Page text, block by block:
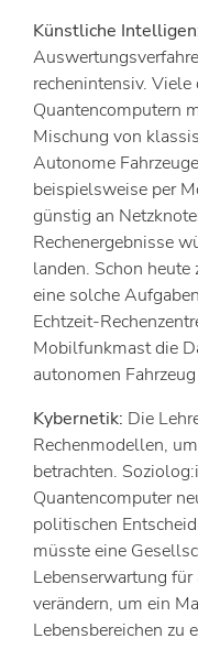
Künstliche
rechenintensiv.
Quantencomputern
Mischung von
Autonome
beispielsweise per
günstig an
Rechenergebnisse
landen. Schon heute
eine solche
Echtzeit-
Mobilfunkmast die
autonomen
Kybernetik: Die
Rechenmodellen,
betrachten.
Quantencomputer
politischen
müsste eine
Lebenserwartung
verändern, um ein
Lebensbereichen zu